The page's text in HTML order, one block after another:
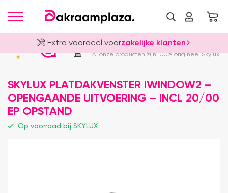
Extra voordeel voorzakelijke klanten
Officieel Skylux Dealer
Al onze producten zijn 100% origineel Skylux
SKYLUX PLATDAKVENSTER IWINDOW2 –
OPENGAANDE UITVOERING – INCL 20/00
EP OPSTAND
Op voorraad bij SKYLUX